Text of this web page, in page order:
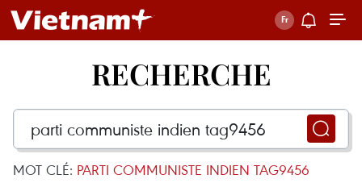
RECHERCHE
MOT CLÉ: PARTI COMMUNISTE INDIEN TAG9456